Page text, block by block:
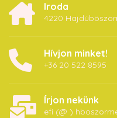
Iroda
4220
Hívjon minket!
+36 20 522 8595
Írjon nekünk
efi (@ )